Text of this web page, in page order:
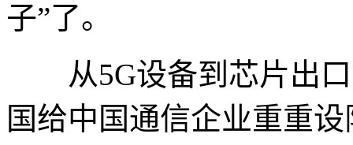
子”了。
从5G设备到芯片出口
国给中国通信企业重重